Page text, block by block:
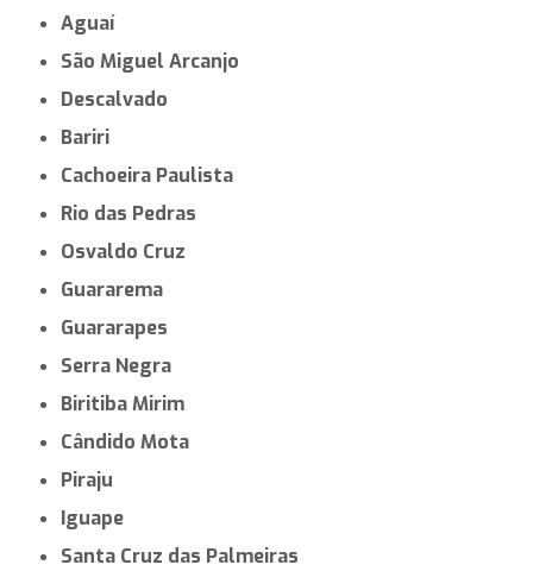
Aguaí
São Miguel Arcanjo
Descalvado
Bariri
Cachoeira Paulista
Rio das Pedras
Osvaldo Cruz
Guararema
Guararapes
Serra Negra
Biritiba Mirim
Cândido Mota
Piraju
Iguape
Santa Cruz das Palmeiras